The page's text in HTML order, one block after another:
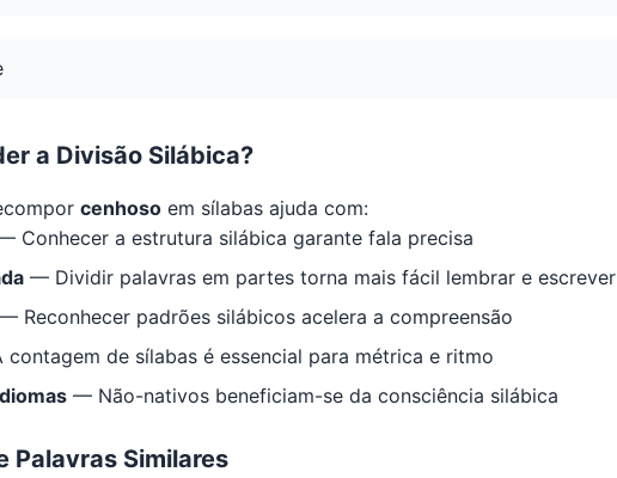
a Divisão Silábica?
cenhoso em sílabas ajuda com:
Conhecer a estrutura silábica garante fala precisa
— Dividir palavras em partes torna mais fácil lembrar e escrever
— Reconhecer padrões silábicos acelera a compreensão
de sílabas é essencial para métrica e ritmo
— Não-nativos beneficiam-se da consciência silábica
Palavras Similares